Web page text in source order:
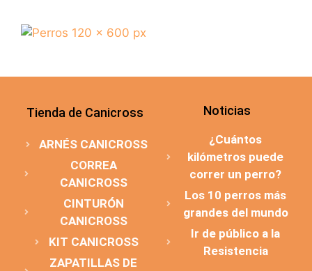
Tienda de Canicross
ARNÉS CANICROSS
CORREA
CANICROSS
CINTURÓN
CANICROSS
KIT CANICROSS
ZAPATILLAS DE
Noticias
¿Cuántos
kilómetros puede
correr un perro?
Los 10 perros más
grandes del mundo
Ir de público a la
Resistencia